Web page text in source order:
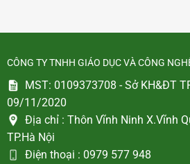
CÔNG TY TNHH GIÁO DỤC VÀ CÔNG
MST: 0109373708 - Sở KH&ĐT
09/11/2020
Địa chỉ : Thôn Vĩnh Ninh X.Vĩnh
TP.Hà Nội
Điện thoại : 0979 577 948